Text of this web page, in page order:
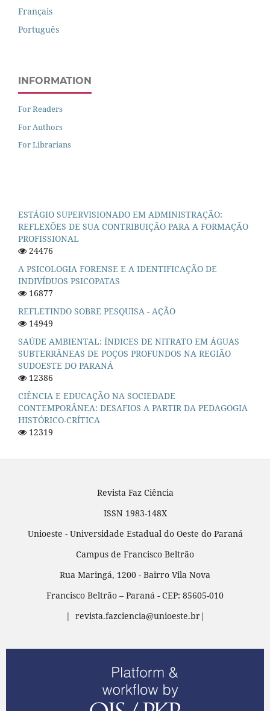
Français
Português
INFORMATION
For Readers
For Authors
For Librarians
ESTÁGIO SUPERVISIONADO EM ADMINISTRAÇÃO:
REFLEXÕES DE SUA CONTRIBUIÇÃO PARA A FORMAÇÃO
PROFISSIONAL
24476
A PSICOLOGIA FORENSE E A IDENTIFICAÇÃO DE
INDIVÍDUOS PSICOPATAS
16877
REFLETINDO SOBRE PESQUISA - AÇÃO
14949
SAÚDE AMBIENTAL: ÍNDICES DE NITRATO EM ÁGUAS
SUBTERRÂNEAS DE POÇOS PROFUNDOS NA REGIÃO
SUDOESTE DO PARANÁ
12386
CIÊNCIA E EDUCAÇÃO NA SOCIEDADE
CONTEMPORÂNEA: DESAFIOS A PARTIR DA PEDAGOGIA
HISTÓRICO-CRÍTICA
12319
Revista Faz Ciência
ISSN 1983-148X
Unioeste - Universidade Estadual do Oeste do Paraná
Campus de Francisco Beltrão
Rua Maringá, 1200 - Bairro Vila Nova
Francisco Beltrão – Paraná - CEP: 85605-010
| revista.fazciencia@unioeste.br|